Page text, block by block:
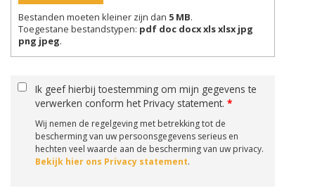
Bestanden moeten kleiner zijn dan 5 MB.
Toegestane bestandstypen: pdf doc docx xls xlsx jpg
png jpeg.
Ik geef hierbij toestemming om mijn gegevens te
verwerken conform het Privacy statement. *
Wij nemen de regelgeving met betrekking tot de
bescherming van uw persoonsgegevens serieus en
hechten veel waarde aan de bescherming van uw privacy.
Bekijk hier ons Privacy statement.